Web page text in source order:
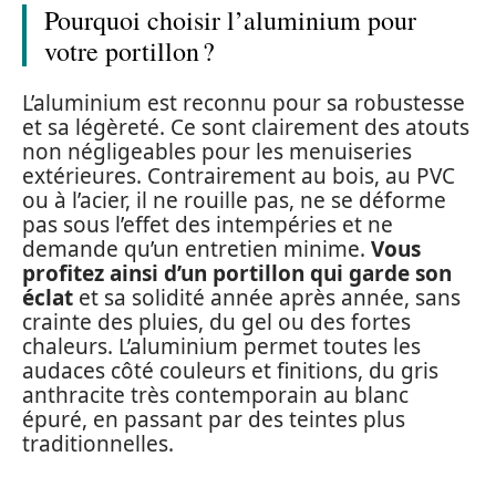
Pourquoi choisir l’aluminium pour
votre portillon ?
L’aluminium est reconnu pour sa robustesse
et sa légèreté. Ce sont clairement des atouts
non négligeables pour les menuiseries
extérieures. Contrairement au bois, au PVC
ou à l’acier, il ne rouille pas, ne se déforme
pas sous l’effet des intempéries et ne
demande qu’un entretien minime. Vous
profitez ainsi d’un portillon qui garde son
éclat et sa solidité année après année, sans
crainte des pluies, du gel ou des fortes
chaleurs. L’aluminium permet toutes les
audaces côté couleurs et finitions, du gris
anthracite très contemporain au blanc
épuré, en passant par des teintes plus
traditionnelles.